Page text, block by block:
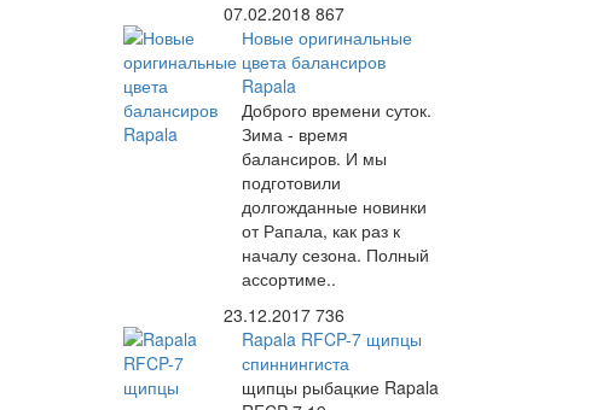
07.02.2018 867
Новые оригинальные
цвета балансиров
Rapala
Доброго времени суток.
Зима - время
балансиров. И мы
подготовили
долгожданные новинки
от Рапала, как раз к
началу сезона. Полный
ассортиме..
23.12.2017 736
Rapala RFCP-7 щипцы
спиннингиста
щипцы рыбацкие Rapala